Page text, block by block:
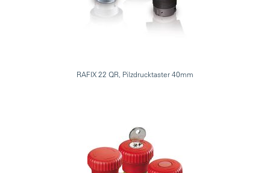
RAFIX 22 QR, Pilzdrucktaster 40mm